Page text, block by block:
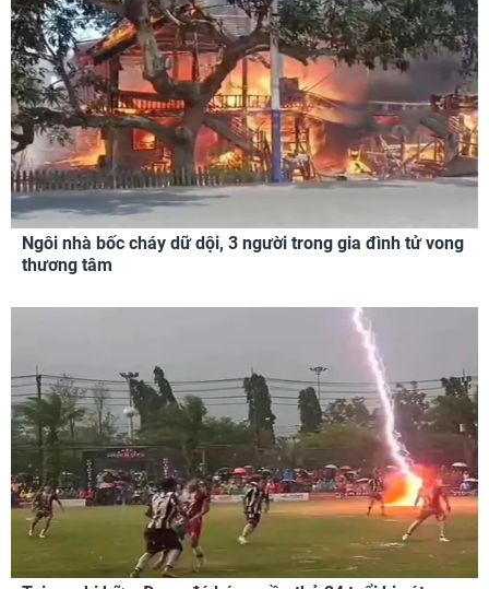
Ngôi nhà bốc cháy dữ dội, 3 người trong gia đình tử vong
thương tâm